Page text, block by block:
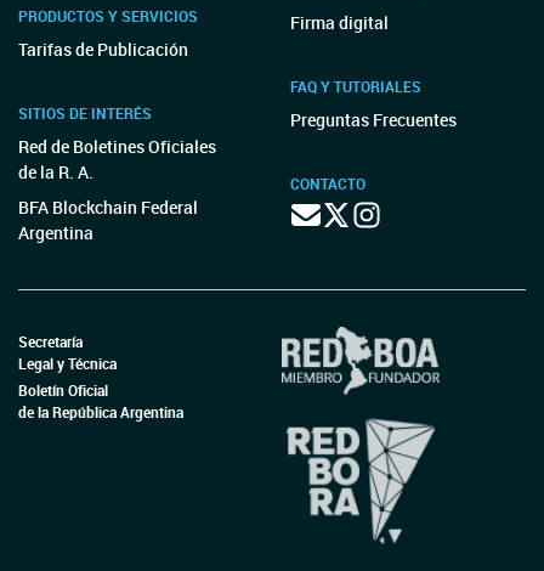
PRODUCTOS Y SERVICIOS
Tarifas de Publicación
SITIOS DE INTERÉS
Red de Boletines Oficiales
de la R. A.
BFA Blockchain Federal
Argentina
Firma digital
FAQ Y TUTORIALES
Preguntas Frecuentes
CONTACTO
Secretaría
Legal y Técnica
Boletín Oficial
de la República Argentina